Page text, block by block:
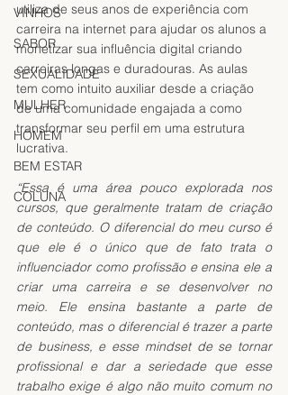
VINHOS
SABOR
SEXUALIDADE
MULHER
HOMEM
BEM ESTAR
COLUNA
utiliza de seus anos de experiência com
carreira na internet para ajudar os alunos a
monetizar sua influência digital criando
carreiras longas e duradouras. As aulas
tem como intuito auxiliar desde a criação
de uma comunidade engajada a como
transformar seu perfil em uma estrutura
lucrativa.
“Essa é uma área pouco explorada nos
cursos, que geralmente tratam de criação
de conteúdo. O diferencial do meu curso é
que ele é o único que de fato trata o
influenciador como profissão e ensina ele a
criar uma carreira e se desenvolver no
meio. Ele ensina bastante a parte de
conteúdo, mas o diferencial é trazer a parte
de business, e esse mindset de se tornar
profissional e dar a seriedade que esse
trabalho exige é algo não muito comum no